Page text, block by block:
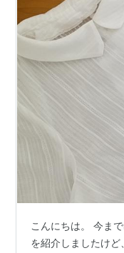
こんにちは。 今ま
を紹介しましたけ